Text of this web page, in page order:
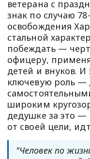
ветерана с
знак по случаю
освобождения
стальной
побеждать —
офицеру,
детей и внуков. И
ключевую роль —
широким
дедушке за это —
от своей цели,
"Человек по